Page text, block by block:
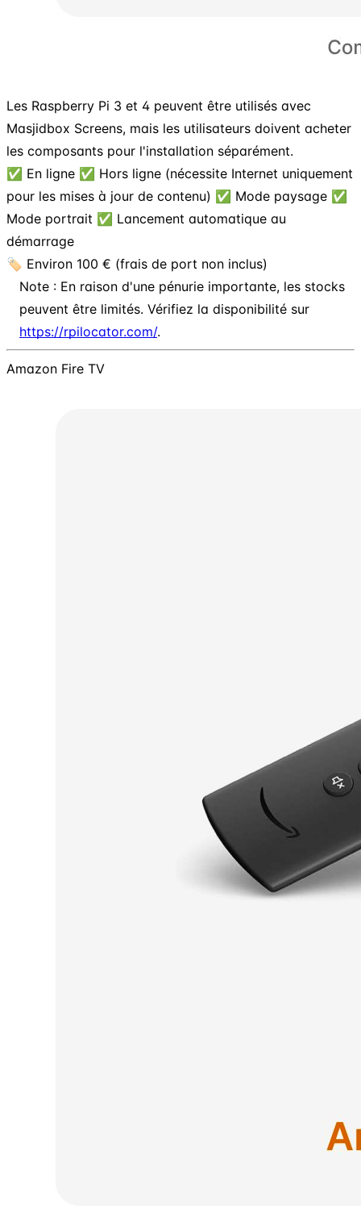
Les Raspberry Pi 3 et 4 peuvent être utilisés avec
Masjidbox Screens, mais les utilisateurs doivent acheter
les composants pour l'installation séparément.
✅ En ligne ✅ Hors ligne (nécessite Internet uniquement
pour les mises à jour de contenu) ✅ Mode paysage ✅
Mode portrait ✅ Lancement automatique au
démarrage
🏷️ Environ 100 € (frais de port non inclus)
Note : En raison d'une pénurie importante, les stocks
peuvent être limités. Vérifiez la disponibilité sur
https://rpilocator.com/.
Amazon Fire TV